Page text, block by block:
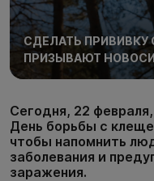
СДЕЛАТЬ
ПРИЗЫВАЮТ
Сегодня, 22
День борьбы с
чтобы напомнить
заболевания и
заражения.